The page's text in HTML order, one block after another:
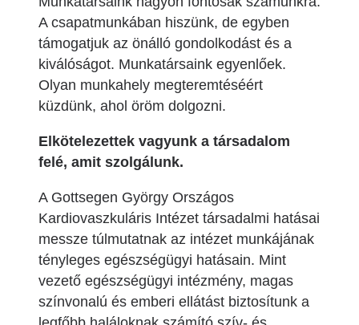
A csapatmunkában hiszünk, de egyben
támogatjuk az önálló gondolkodást és a
kiválóságot. Munkatársaink egyenlőek.
Olyan munkahely megteremtéséért
küzdünk, ahol öröm dolgozni.
Elkötelezettek vagyunk a társadalom
felé, amit szolgálunk.
A Gottsegen György Országos
Kardiovaszkuláris Intézet társadalmi hatásai
messze túlmutatnak az intézet munkájának
tényleges egészségügyi hatásain. Mint
vezető egészségügyi intézmény, magas
színvonalú és emberi ellátást biztosítunk a